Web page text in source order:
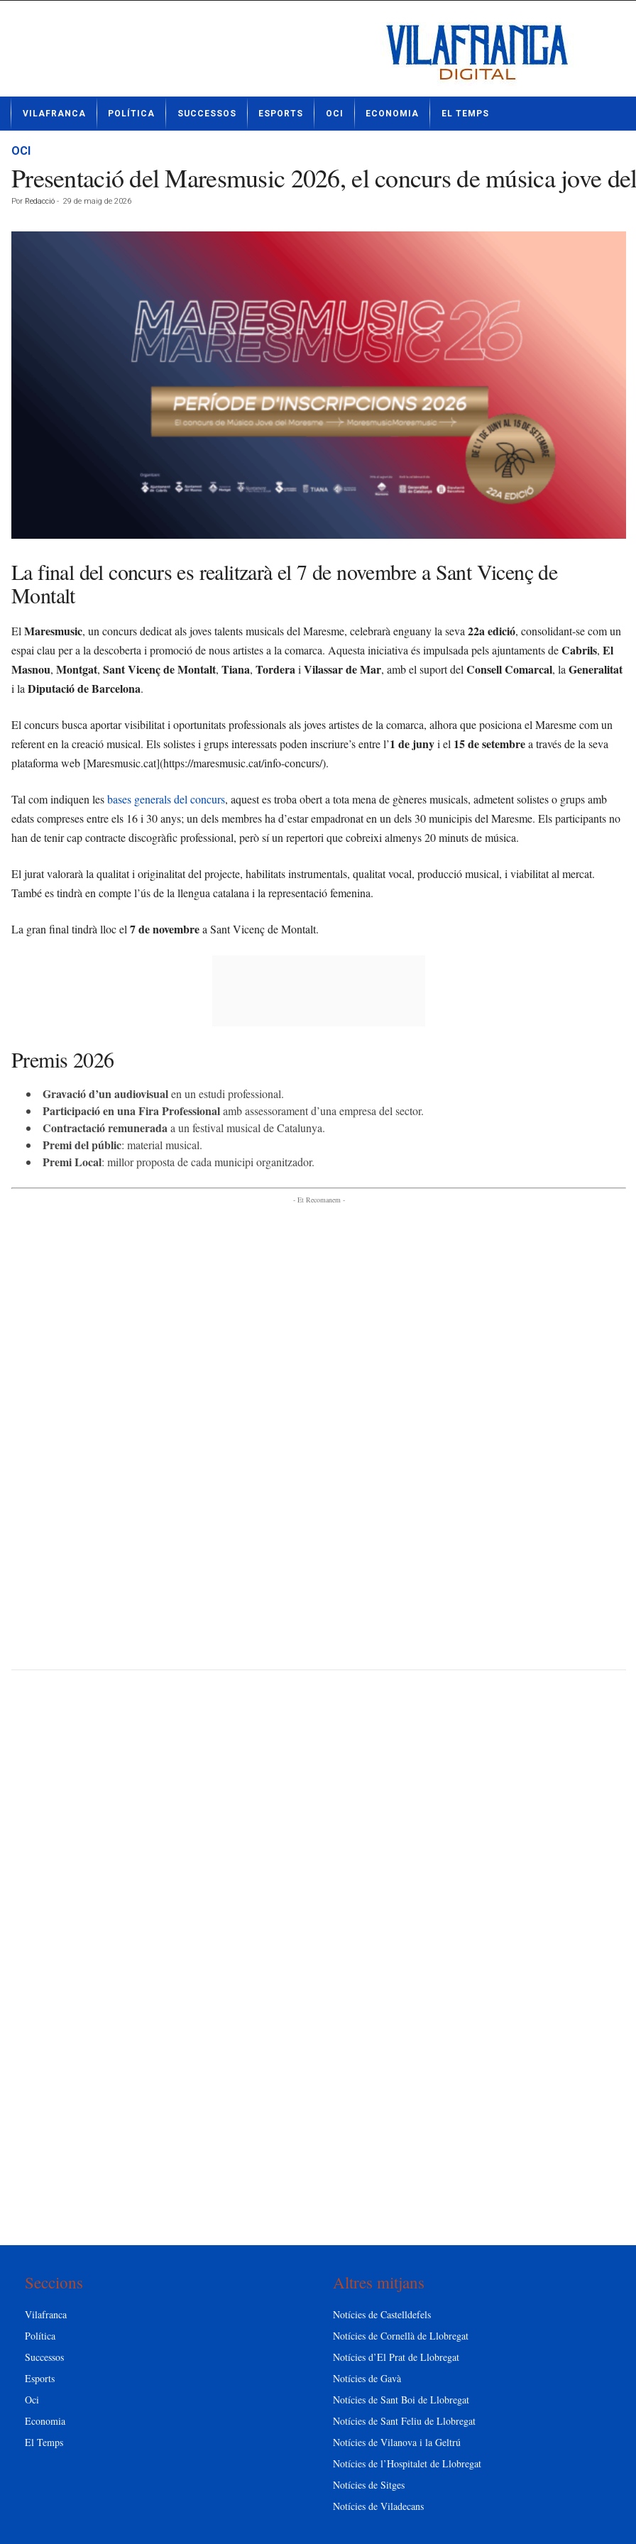
t
VILAFRANCA POLÍTICA SUCCESSOS ESPORTS OCI ECONOMIA EL TEMPS
OCI
Presentació del Maresmusic 2026, el concurs de música jove
Por Redacció - 29 de maig de 2026
La final del concurs es realitzarà el 7 de novembre a Sant Vicenç de
Montalt
El Maresmusic, un concurs dedicat als joves talents musicals del Maresme, celebrarà enguany la seva 22a edició, consolidant-se com un
espai clau per a la descoberta i promoció de nous artistes a la comarca. Aquesta iniciativa és impulsada pels ajuntaments deCabrils, El
Masnou, Montgat, Sant Vicenç de Montalt, Tiana, Torderai Vilassar de Mar, amb el suport del Consell Comarcal, la Generalitat
i la Diputació de Barcelona.
El concurs busca aportar visibilitat i oportunitats professionals als joves artistes de la comarca, alhora que posiciona el Maresme com un
referent en la creació musical. Els solistes i grups interessats poden inscriure’s entre l’1 de junyi el 15 de setembrea través de la seva
plataforma web [Maresmusic.cat](https://maresmusic.cat/info-concurs/).
Tal com indiquen lesbases generals del concurs, aquest es troba obert a tota mena de gèneres musicals, admetent solistes o grups amb
edats compreses entre els 16 i 30 anys; un dels membres ha d’estar empadronat en un dels 30 municipis del Maresme. Els participants no
han de tenir cap contracte discogràfic professional, però sí un repertori que cobreixi almenys 20 minuts de música.
El jurat valorarà la qualitat i originalitat del projecte, habilitats instrumentals, qualitat vocal, producció musical, i viabilitat al mercat.
També es tindrà en compte l’ús de la llengua catalana i la representació femenina.
La gran final tindrà lloc el 7 de novembrea Sant Vicenç de Montalt.
Premis 2026
Gravació d’un audiovisualen un estudi professional.
Participació en una Fira Professionalamb assessorament d’una empresa del sector.
Contractació remuneradaa un festival musical de Catalunya.
Premi del públic: material musical.
Premi Local: millor proposta de cada municipi organitzador.
- Et Recomanem -
Seccions
Vilafranca
Política
Successos
Esports
Oci
Economia
El Temps
Altres mitjans
Notícies de Castelldefels
Notícies de Cornellà de Llobregat
Notícies d’El Prat de Llobregat
Notícies de Gavà
Notícies de Sant Boi de Llobregat
Notícies de Sant Feliu de Llobregat
Notícies de Vilanova i la Geltrú
Notícies de l’Hospitalet de Llobregat
Notícies de Sitges
Notícies de Viladecans